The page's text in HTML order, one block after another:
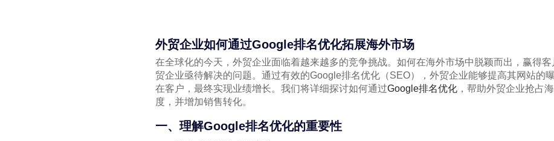
外贸企业如何通过Google排名优化拓展海外市场
在全球化的今天，外贸企业面临着越来越多的竞争挑战。如何在海外市场中脱颖而出，赢得
贸企业亟待解决的问题。通过有效的Google排名优化（SEO），外贸企业能够提高其网站的
在客户，最终实现业绩增长。我们将详细探讨如何通过Google排名优化 ，帮助外贸企业抢占
度，并增加销售转化。
一、理解Google排名优化的重要性